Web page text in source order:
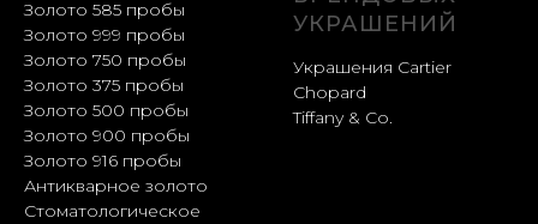
Золото 585 пробы
Золото 999 пробы
Золото 750 пробы
Золото 375 пробы
Золото 500 пробы
Золото 900 пробы
Золото 916 пробы
Антикварное золото
Стоматологическое
УКРАШЕНИЙ
Украшения Cartier
Chopard
Tiffany & Co.